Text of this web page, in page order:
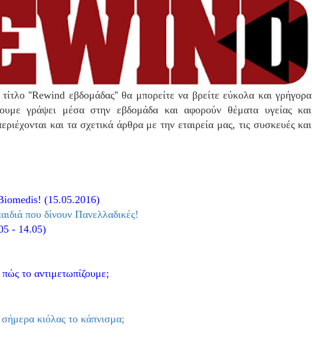
''Rewind εβδομάδας'' θα μπορείτε να βρείτε εύκολα και γρήγορα
γράψει μέσα στην εβδομάδα και αφορούν θέματα υγείας και
και τα σχετικά άρθρα με την εταιρεία μας, τις συσκευές και
(15.05.2016)
που δίνουν Πανελλαδικές!
- 14.05)
το αντιμετωπίζουμε;
κιόλας το κάπνισμα;